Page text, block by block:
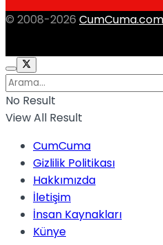
© 2008-2026 CumCuma.com
No Result
View All Result
CumCuma
Gizlilik Politikası
Hakkımızda
İletişim
İnsan Kaynakları
Künye